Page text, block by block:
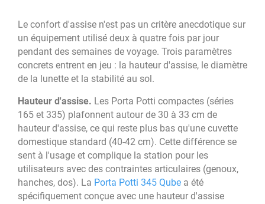
Le confort d'assise n'est pas un critère anecdotique sur
un équipement utilisé deux à quatre fois par jour
pendant des semaines de voyage. Trois paramètres
concrets entrent en jeu : la hauteur d'assise, le diamètre
de la lunette et la stabilité au sol.
Hauteur d'assise. Les Porta Potti compactes (séries
165 et 335) plafonnent autour de 30 à 33 cm de
hauteur d'assise, ce qui reste plus bas qu'une cuvette
domestique standard (40-42 cm). Cette différence se
sent à l'usage et complique la station pour les
utilisateurs avec des contraintes articulaires (genoux,
hanches, dos). La Porta Potti 345 Qube a été
spécifiquement conçue avec une hauteur d'assise